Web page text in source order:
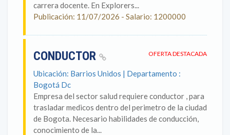
carrera docente. En Explorers...
Publicación: 11/07/2026 - Salario: 1200000
OFERTA DESTACADA
CONDUCTOR
Ubicación: Barrios Unidos | Departamento :
Bogotá Dc
Empresa del sector salud requiere conductor , para
trasladar medicos dentro del perimetro de la ciudad
de Bogota. Necesario habilidades de conducción,
conocimiento de la...